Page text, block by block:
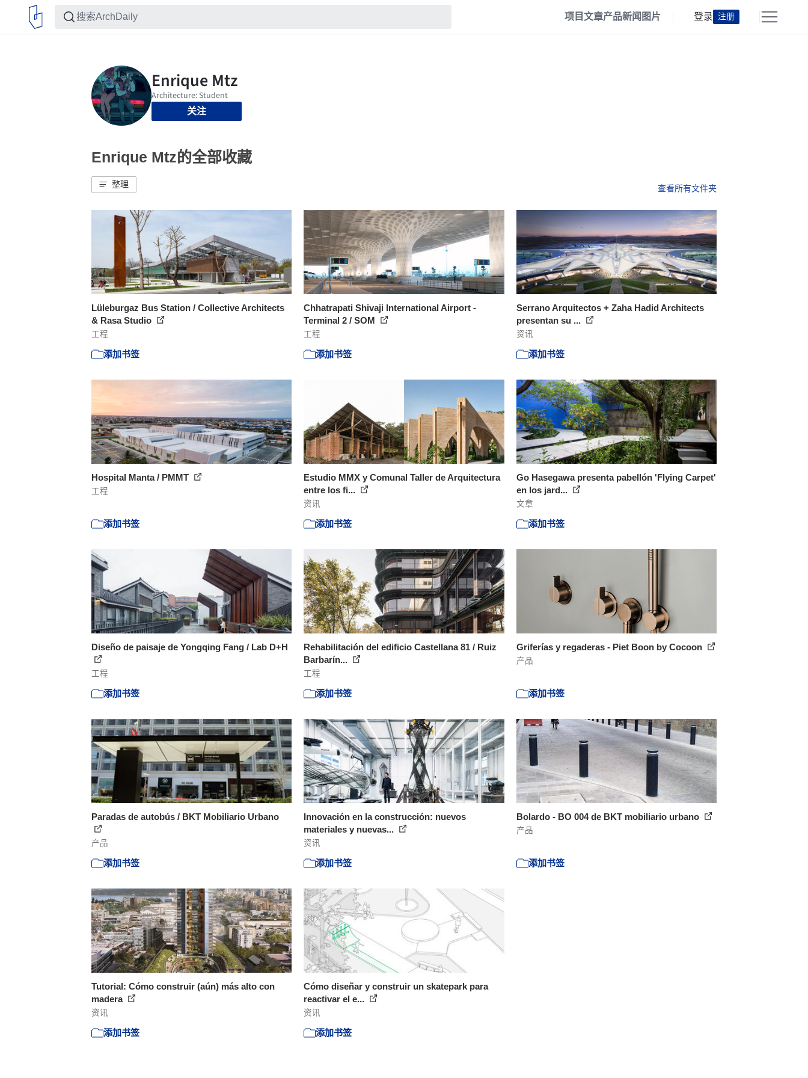
项目文章产品新闻 图片 登录 注册
关注
Enrique Mtz的全部收藏
整理 查看所有文件夹
Lüleburgaz Bus Station / Collective Architects
& Rasa Studio
工程
添加书签
Chhatrapati Shivaji International Airport -
Terminal 2 / SOM
工程
添加书签
Serrano Arquitectos + Zaha Hadid Architects
presentan su ...
资讯
添加书签
Hospital Manta / PMMT
工程
添加书签
Estudio MMX y Comunal Taller de Arquitectura
entre los fi...
资讯
添加书签
Go Hasegawa presenta pabellón 'Flying Carpet'
en los jard...
文章
添加书签
Diseño de paisaje de Yongqing Fang / Lab D+H
工程
添加书签
Rehabilitación del edificio Castellana 81 / Ruiz
Barbarín...
工程
添加书签
Griferías y regaderas - Piet Boon by Cocoon
产品
添加书签
Paradas de autobús / BKT Mobiliario Urbano
产品
添加书签
Innovación en la construcción: nuevos
materiales y nuevas...
资讯
添加书签
Bolardo - BO 004 de BKT mobiliario urbano
产品
添加书签
Tutorial: Cómo construir (aún) más alto con
madera
资讯
添加书签
Cómo diseñar y construir un skatepark para
reactivar el e...
资讯
添加书签